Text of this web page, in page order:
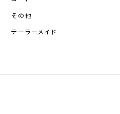
その他
テーラーメイド